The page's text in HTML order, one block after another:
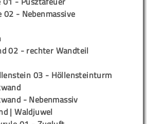
02 - Nebenmassive
02 - rechter Wandteil
03 - Höllensteinturm
- Nebenmassiv
| Waldjuwel